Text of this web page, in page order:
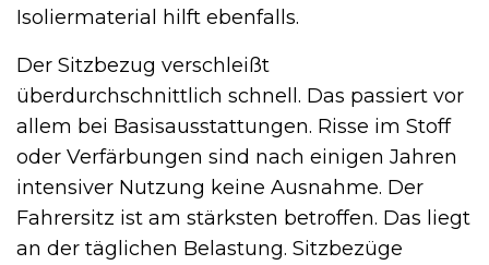
Isoliermaterial hilft ebenfalls.
Der Sitzbezug verschleißt
überdurchschnittlich schnell. Das passiert vor
allem bei Basisausstattungen. Risse im Stoff
oder Verfärbungen sind nach einigen Jahren
intensiver Nutzung keine Ausnahme. Der
Fahrersitz ist am stärksten betroffen. Das liegt
an der täglichen Belastung. Sitzbezüge